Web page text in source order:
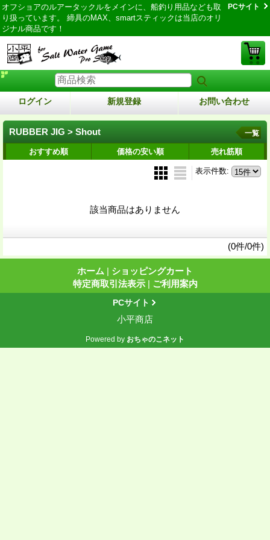
オフショアのルアータックルをメインに、船釣り用品なども取
り扱っています。 締具のMAX、smartスティックは当店のオリ
ジナル商品です！
PCサイト
ログイン 新規登録 お問い合わせ
RUBBER JIG > Shout 一覧
おすすめ順 価格の安い順 売れ筋順
表示件数:
該当商品はありません
(0件/0件)
ホーム | ショッピングカート
特定商取引法表示 | ご利用案内
PCサイト
小平商店
Powered by おちゃのこネット